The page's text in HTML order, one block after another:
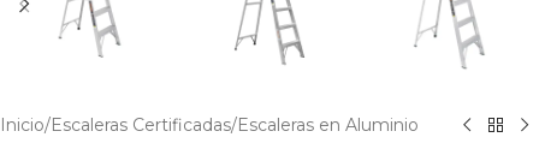
Inicio/Escaleras Certificadas/Escaleras en Aluminio